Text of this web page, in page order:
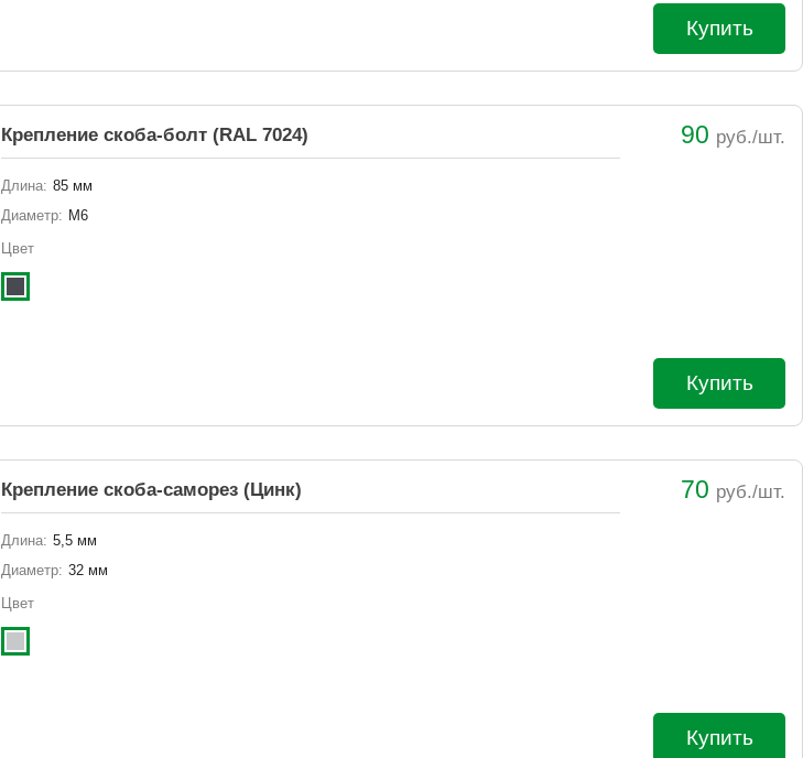
Купить
Крепление скоба-болт (RAL 7024)
Длина: 85 мм
Диаметр: М6
Цвет
90 руб./шт.
Купить
Крепление скоба-саморез (Цинк)
Длина: 5,5 мм
Диаметр: 32 мм
Цвет
70 руб./шт.
Купить